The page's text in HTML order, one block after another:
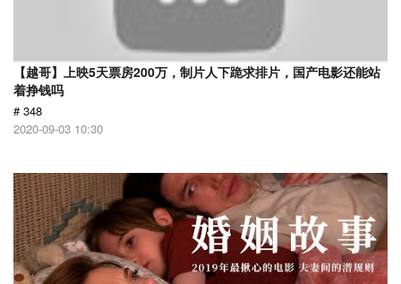
【越哥】上映5天票房200万，制片人下跪求排片，国产电影还能站
着挣钱吗
# 348
2020-09-03 10:30